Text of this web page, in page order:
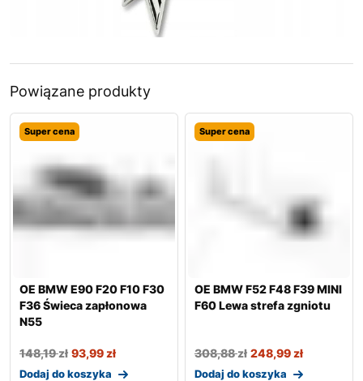
Powiązane produkty
Super cena
OE BMW E90 F20 F10 F30
F36 Świeca zapłonowa
N55
148,19zł 93,99zł
Dodaj do koszyka
Super cena
OE BMW F52 F48 F39 MINI
F60 Lewa strefa zgniotu
308,88zł 248,99zł
Dodaj do koszyka